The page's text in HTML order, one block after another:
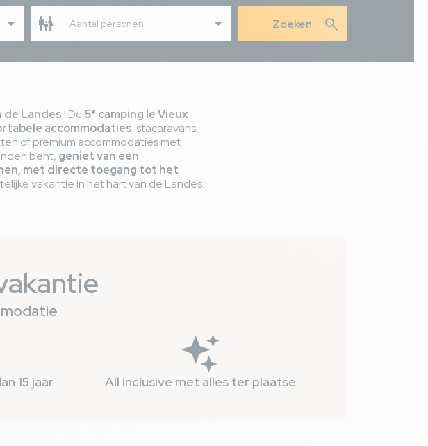
Aantal personen search
de Landes ! De5* camping le Vieux
accommodaties: stacaravans,
of premium accommodaties met
bent, geniet van een
met directe toegang tot het
vakantie in het hart van de Landes.
15 jaar All inclusive met alles ter plaatse